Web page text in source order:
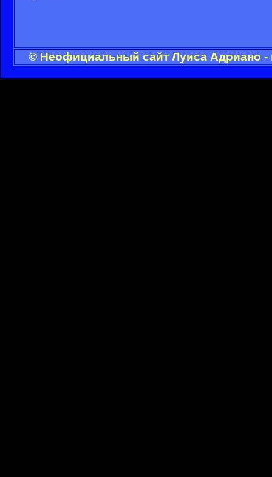
© Неофициальный сайт Луиса Адриано -